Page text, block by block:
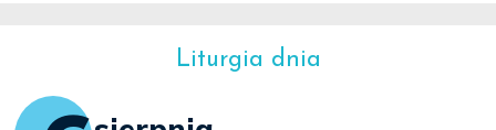
Liturgia dnia